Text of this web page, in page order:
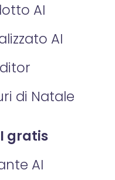
AI
AI
di Natale
gratis
AI